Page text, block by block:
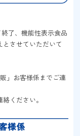
了、機能性表示食品
とさせていただいて
」お客様係までご連
ください。